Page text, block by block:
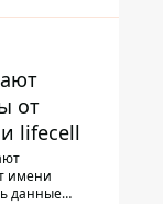
от
lifecell
имени
данные